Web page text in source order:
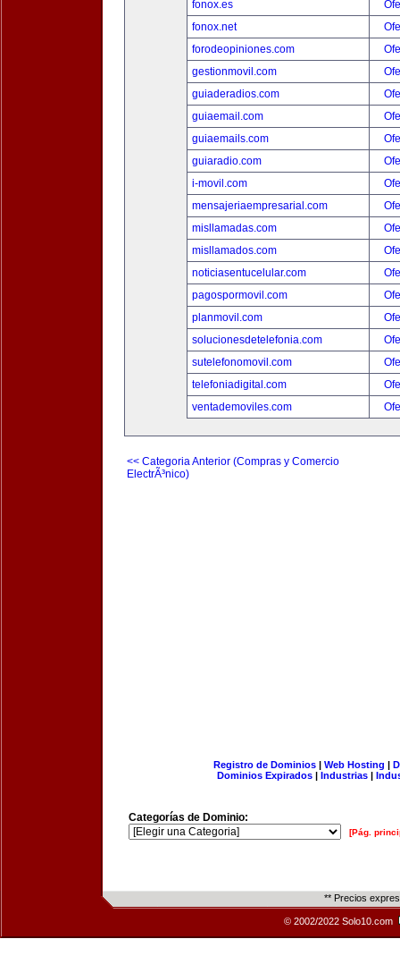
fonox.es
fonox.net
forodeopiniones.com
gestionmovil.com
guiaderadios.com
guiaemail.com
guiaemails.com
guiaradio.com
i-movil.com
mensajeriaempresarial.com
misllamadas.com
misllamados.com
noticiasentucelular.com
pagospormovil.com
planmovil.com
solucionesdetelefonia.com
sutelefonomovil.com
telefoniadigital.com
ventademoviles.com
<< Categoria Anterior (Compras y Comercio
ElectrÃ³nico)
Registro de Dominios| Web Hosting |
Dominios Expirados | Industrias |
Categorías de Dominio:
[Pág.
** Precios
© 2002/2022 Solo10.com